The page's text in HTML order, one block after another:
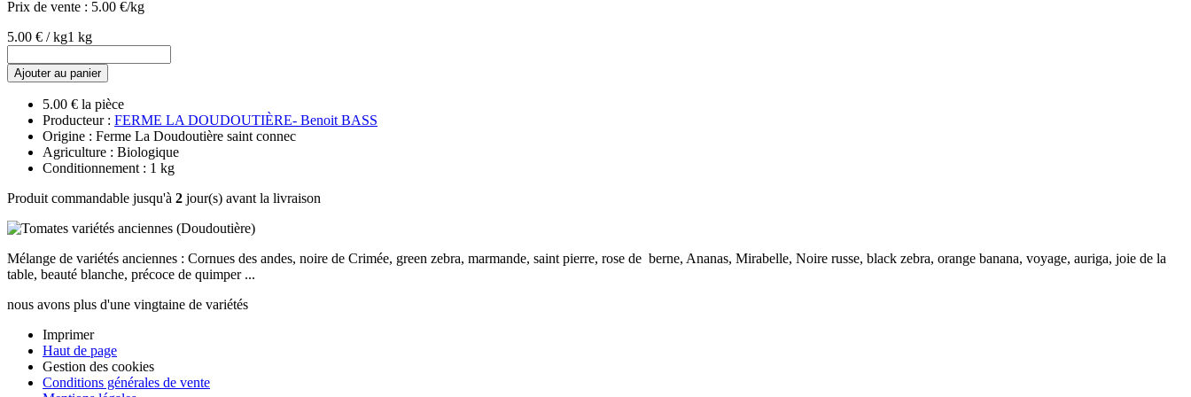
Prix de vente : 5.00 €/kg
5.00 € / kg1 kg
Ajouter au panier
5.00 € la pièce
Producteur : FERME LA DOUDOUTIÈRE- Benoit BASS
Origine : Ferme La Doudoutière saint connec
Agriculture : Biologique
Conditionnement : 1 kg
Produit commandable jusqu'à 2 jour(s) avant la livraison
Mélange de variétés anciennes : Cornues des andes, noire de Crimée, green zebra, marmande, saint pierre, rose de berne, Ananas, Mirabelle, Noire russe, black zebra, orange banana, voyage, auriga, joie de la
table, beauté blanche, précoce de quimper ...
nous avons plus d'une vingtaine de variétés
Imprimer
Haut de page
Gestion des cookies
Conditions générales de vente